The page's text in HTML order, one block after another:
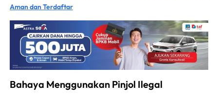
Aman dan Terdaftar
Bahaya Menggunakan Pinjol Ilegal